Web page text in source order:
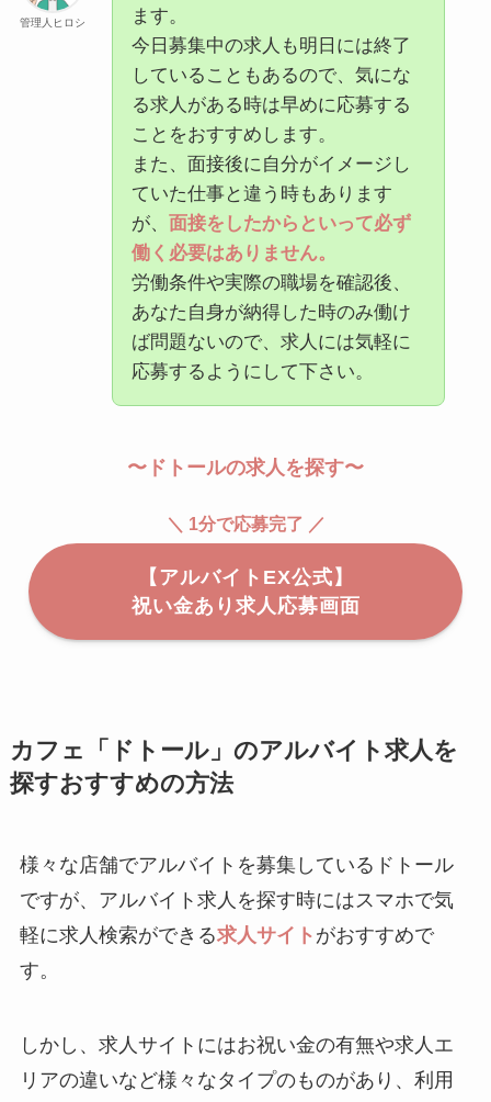
管理人ヒロシ
ます。
今日募集中の求人も明日には終了
していることもあるので、気にな
る求人がある時は早めに応募する
ことをおすすめします。
また、面接後に自分がイメージし
ていた仕事と違う時もあります
が、 面接をしたからといって必ず
働く必要はありません。
労働条件や実際の職場を確認後、
あなた自身が納得した時のみ働け
ば問題ないので、求人には気軽に
応募するようにして下さい。
〜ドトールの求人を探す〜
＼ 1分で応募完了 ／
【アルバイトEX公式】
祝い金あり求人応募画面
カフェ「ドトール」のアルバイト求人を
探すおすすめの方法
様々な店舗でアルバイトを募集しているドトール
ですが、アルバイト求人を探す時にはスマホで気
軽に求人検索ができる求人サイト がおすすめで
す。
しかし、求人サイトにはお祝い金の有無や求人エ
リアの違いなど様々なタイプのものがあり、利用